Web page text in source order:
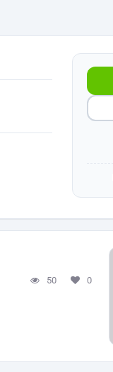
50 0